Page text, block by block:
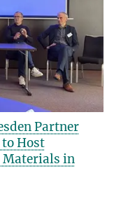
Partner
Host
Materials in